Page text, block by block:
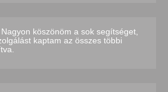
köszönöm a sok segítséget,
kaptam az összes többi